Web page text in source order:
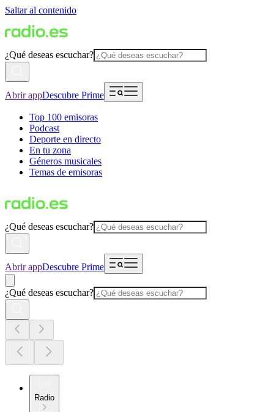
Saltar al contenido
¿Qué deseas escuchar?
Abrir appDescubre Prime
Top 100 emisoras
Podcast
Deporte en directo
En tu zona
Géneros musicales
Temas de emisoras
¿Qué deseas escuchar?
Abrir appDescubre Prime
¿Qué deseas escuchar?
Radio